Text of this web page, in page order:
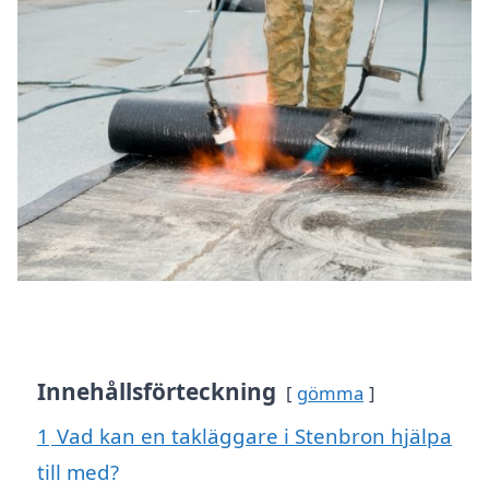
Innehållsförteckning gömma
1 Vad kan en takläggare i Stenbron hjälpa
till med?